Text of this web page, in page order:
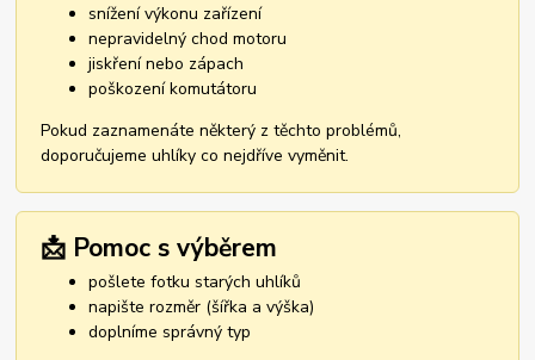
snížení výkonu zařízení
nepravidelný chod motoru
jiskření nebo zápach
poškození komutátoru
Pokud zaznamenáte některý z těchto problémů,
doporučujeme uhlíky co nejdříve vyměnit.
📩 Pomoc s výběrem
pošlete fotku starých uhlíků
napište rozměr (šířka a výška)
doplníme správný typ